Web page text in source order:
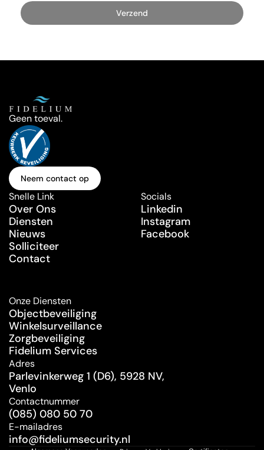
Verzend
Geen toeval.
Neem contact op
Neem contact op
Snelle Link
Over Ons
Diensten
Nieuws
Solliciteer
Contact
Onze Diensten
Objectbeveiliging
Winkelsurveillance
Zorgbeveiliging
Fidelium Services
Socials
Linkedin
Instagram
Facebook
Adres
Parlevinkerweg 1 (D6), 5928 NV,
Venlo
Contactnummer
(085) 080 50 70
E-mailadres
info@fideliumsecurity.nl